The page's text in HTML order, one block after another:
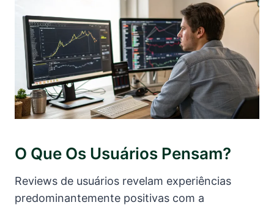
O Que Os Usuários Pensam?
Reviews de usuários revelam experiências
predominantemente positivas com a